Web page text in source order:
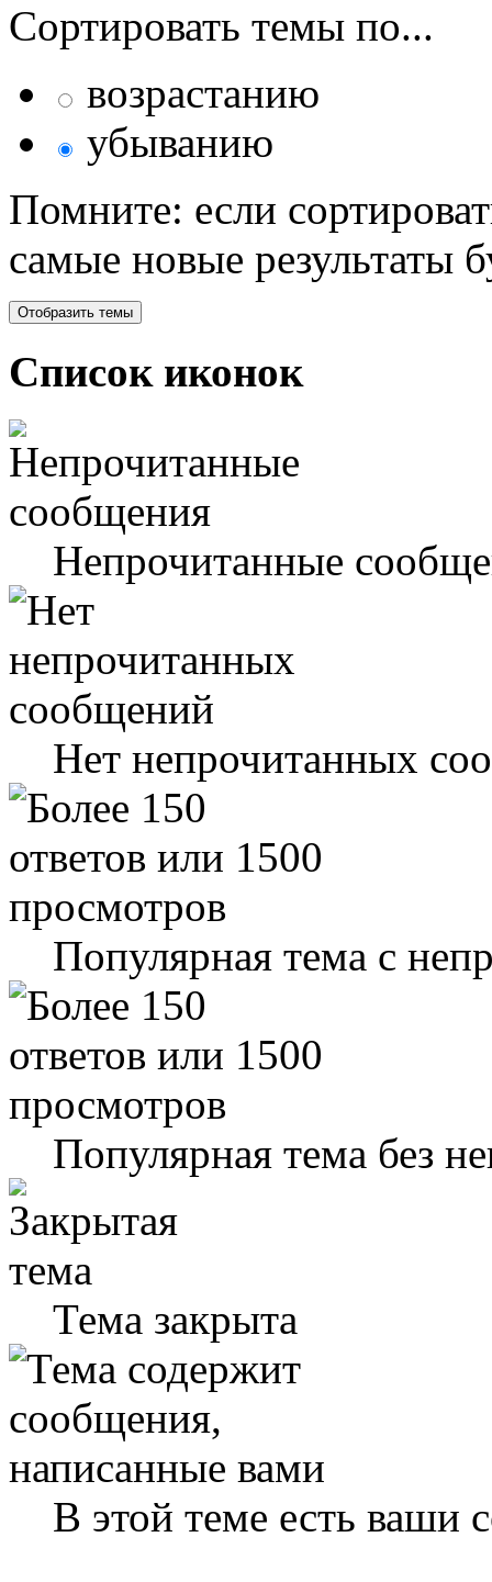
Сортировать темы по...
возрастанию
убыванию
Помните: если
самые новые результаты
Список иконок
Непрочитанные
Нет непрочитанных
Популярная тема с
Популярная тема без
Тема закрыта
В этой теме есть ваши